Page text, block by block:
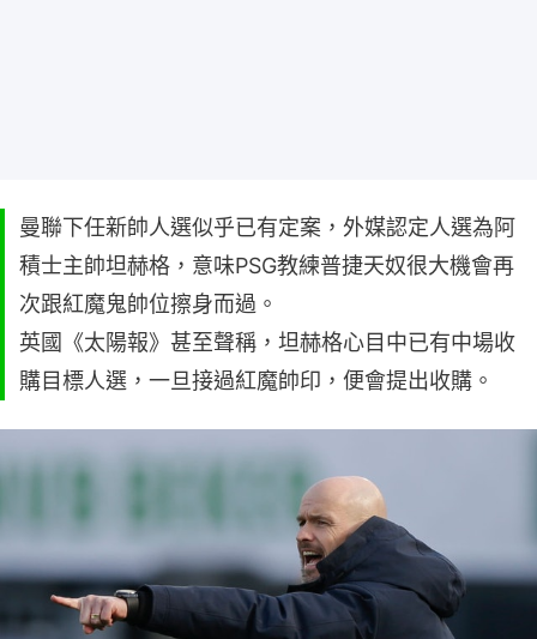
曼聯下任新帥人選似乎已有定案，外媒認定人選為阿
積士主帥坦赫格，意味PSG教練普捷天奴很大機會再
次跟紅魔鬼帥位擦身而過。
英國《太陽報》甚至聲稱，坦赫格心目中已有中場收
購目標人選，一旦接過紅魔帥印，便會提出收購。